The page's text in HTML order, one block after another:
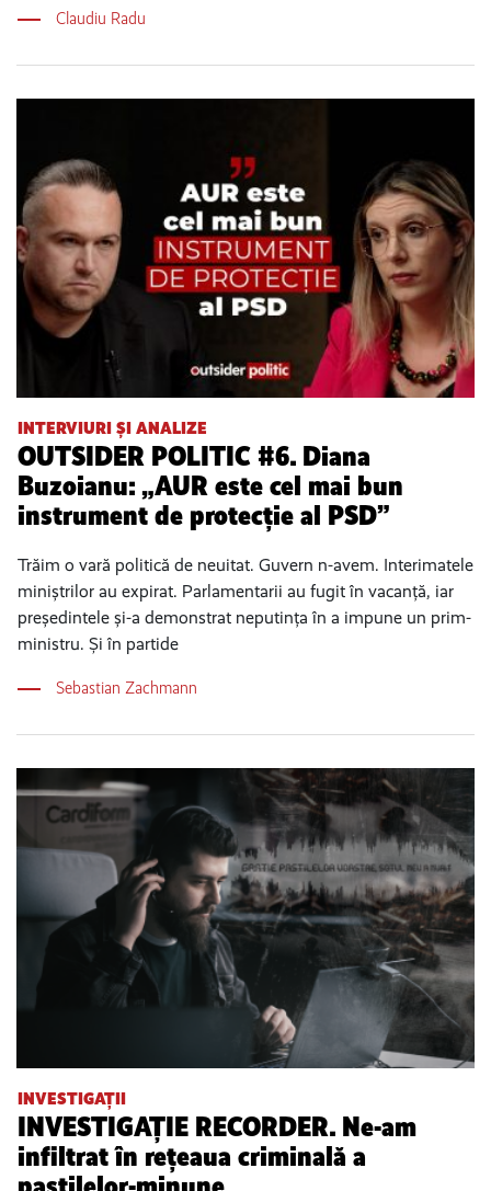
Claudiu Radu
INTERVIURI ȘI ANALIZE
OUTSIDER POLITIC #6. Diana
Buzoianu: „AUR este cel mai bun
instrument de protecție al PSD”
Trăim o vară politică de neuitat. Guvern n-avem. Interimatele
miniștrilor au expirat. Parlamentarii au fugit în vacanță, iar
președintele și-a demonstrat neputința în a impune un prim-
ministru. Și în partide
Sebastian Zachmann
INVESTIGAȚII
INVESTIGAȚIE RECORDER. Ne-am
infiltrat în rețeaua criminală a